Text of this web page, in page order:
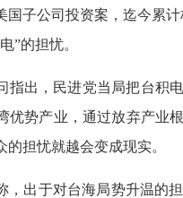
国子公司投资案，迄今累
”的担忧。
指出，民进党当局把台积
优势产业，通过放弃产业
担忧就越会变成现实。
，出于对台海局势升温的